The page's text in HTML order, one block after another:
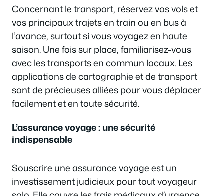
Concernant le transport, réservez vos vols et
vos principaux trajets en train ou en bus à
l’avance, surtout si vous voyagez en haute
saison. Une fois sur place, familiarisez-vous
avec les transports en commun locaux. Les
applications de cartographie et de transport
sont de précieuses alliées pour vous déplacer
facilement et en toute sécurité.
L’assurance voyage : une sécurité
indispensable
Souscrire une assurance voyage est un
investissement judicieux pour tout voyageur